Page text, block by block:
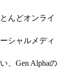
んどオンライ
シャルメディ
、Gen Alphaの